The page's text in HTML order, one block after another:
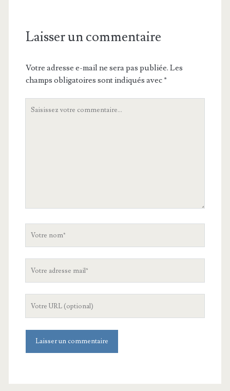
Laisser un commentaire
Votre adresse e-mail ne sera pas publiée. Les
champs obligatoires sont indiqués avec*
site